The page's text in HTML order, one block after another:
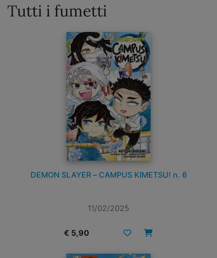
Tutti i fumetti
DEMON SLAYER – CAMPUS KIMETSU! n. 6
11/02/2025
€ 5,90